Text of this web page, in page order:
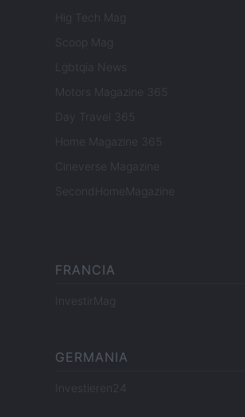
Hig Tech Mag
Scoop Mag
Lgbtqia News
Motors Magazine 365
Day Travel 365
Home Magazine 365
Cineverse Magazine
SecondHomeMagazine
FRANCIA
InvestirMag
GERMANIA
Investieren24